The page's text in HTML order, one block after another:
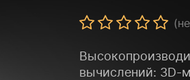
вычислений: 3D-